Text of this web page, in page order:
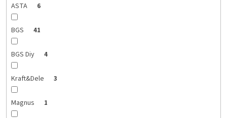
ASTA 6
BGS 41
BGS Diy 4
Kraft&Dele 3
Magnus 1